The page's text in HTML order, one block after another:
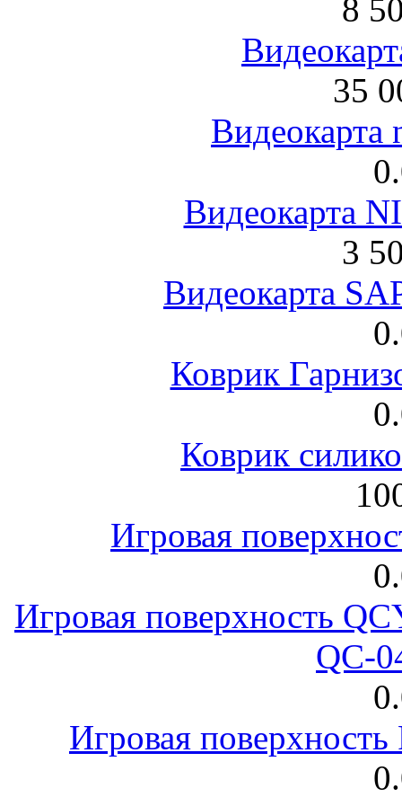
8
35
Видеокарта
Видеокарта
3
Видеокарта
Коврик
Коврик
Игровая
Игровая поверхность
QC-
Игровая